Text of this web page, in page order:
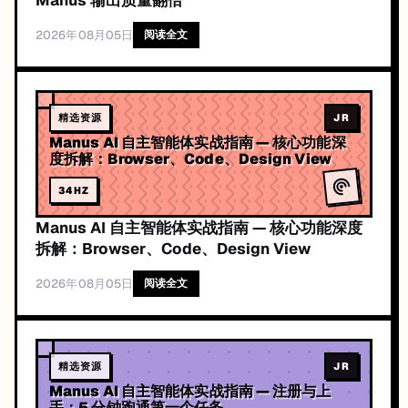
2026年08月05日 阅读全文
精选资源 JR
Manus AI 自主智能体实战指南 — 核心功能深
度拆解：Browser、Code、Design View
34HZ
Manus AI 自主智能体实战指南 — 核心功能深度
拆解：Browser、Code、Design View
2026年08月05日 阅读全文
精选资源 JR
Manus AI 自主智能体实战指南 — 注册与上